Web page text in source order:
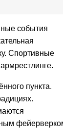
события
Спортивные
пункта.